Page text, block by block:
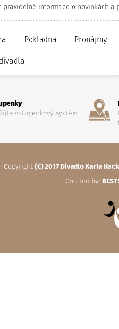
pravidelné informace o novinkách
Pokladna Pronájmy
vstupenkový systém...
Copyright (C) 2017 Divadlo Karla
Created by: